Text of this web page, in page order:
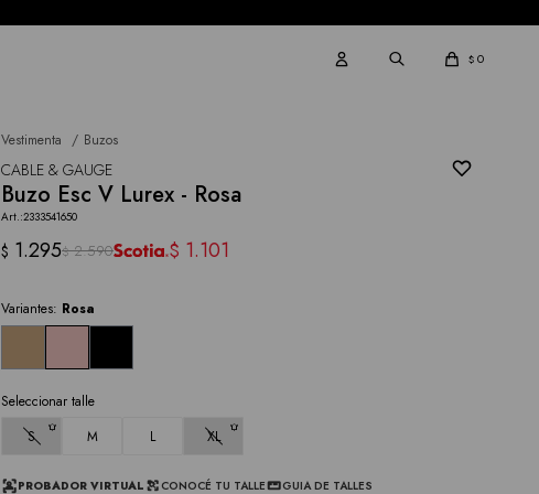
$ 0
Vestimenta Buzos
CABLE & GAUGE
Buzo Esc V Lurex - Rosa
2333541650
$ 1.295$ 2.590 $ 1.101
Variantes: Rosa
Seleccionar talle
S
M L XL
PROBADOR VIRTUAL CONOCÉ TU TALLE GUIA DE TALLES